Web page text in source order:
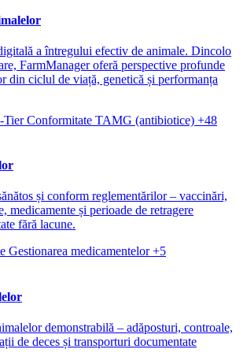
a întregului efectiv de animale. Dincolo
FarmManager oferă perspective profunde
din ciclul de viață, genetică și performanța
TierConformitate TAMG (antibiotice) +48
și conform reglementărilor – vaccinări,
medicamente și perioade de retragere
fără lacune.
Gestionarea medicamentelor+5
demonstrabilă – adăposturi, controale,
de deces și transporturi documentate